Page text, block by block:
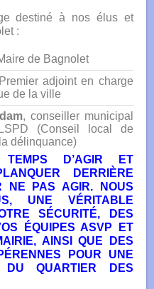
destiné à nos élus et
:
de Bagnolet
adjoint en charge
de la ville
, conseiller municipal
(Conseil local de
délinquance)
D’AGIR ET
DERRIÈRE
NE PAS AGIR. NOUS
UNE VÉRITABLE
SÉCURITÉ, DES
ÉQUIPES ASVP ET
AINSI QUE DES
POUR UNE
DU QUARTIER DES